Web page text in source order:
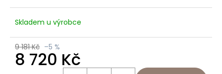
Skladem u výrobce
9 181 Kč –5 %
8 720 Kč
D